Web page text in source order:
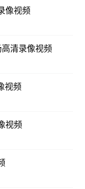
像视频
清录像视频
视频
视频